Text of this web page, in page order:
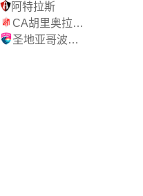
阿特拉斯
CA胡里奥拉斐拉
圣地亚哥波浪女足